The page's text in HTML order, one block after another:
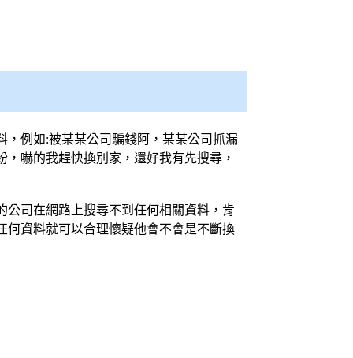
例如:被某某公司騙錢阿，某某公司抓漏
嚇的我趕快換別家，還好我有先搜尋，
司在網路上搜尋不到任何相關資料，肯
資料就可以合理懷疑他會不會是不斷換